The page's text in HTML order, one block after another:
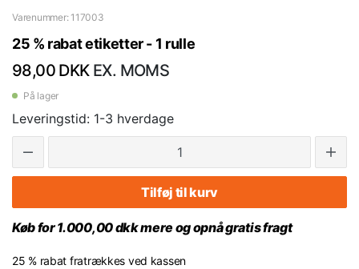
Varenummer: 117003
25 % rabat etiketter - 1 rulle
98,00 DKK EX. MOMS
På lager
Leveringstid: 1-3 hverdage
Tilføj til kurv
Køb for 1.000,00 dkk mere og opnå gratis fragt
25 % rabat fratrækkes ved kassen